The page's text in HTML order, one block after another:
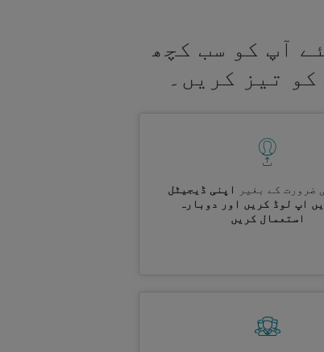
آپ کو سب کچھ
تیز کریں۔
ضرورت کے بغیر
اپنی ڈیجیٹل
اپ لوڈ کریں اور دوبارہ
استعمال کریں